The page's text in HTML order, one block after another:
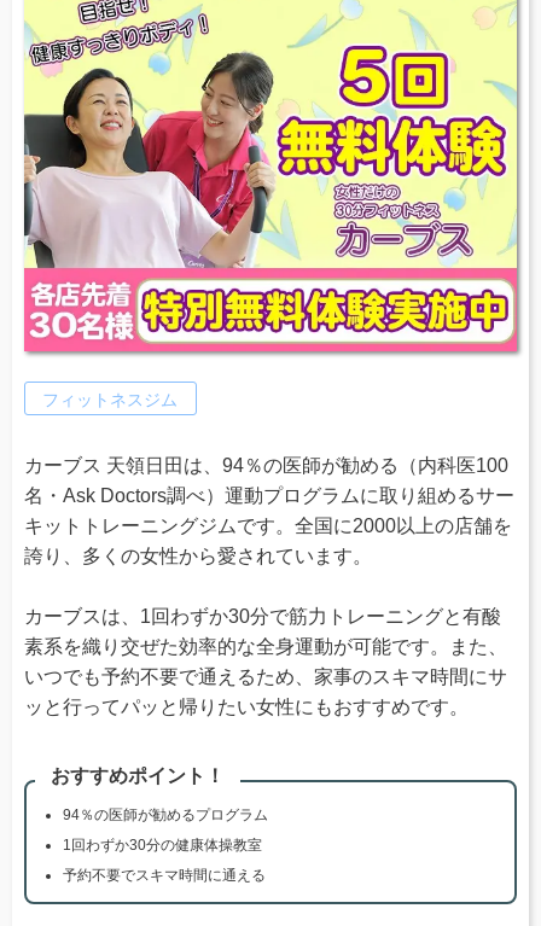
フィットネスジム
カーブス 天領日田は、94％の医師が勧める（内科医100
名・Ask Doctors調べ）運動プログラムに取り組めるサー
キットトレーニングジムです。全国に2000以上の店舗を
誇り、多くの女性から愛されています。
カーブスは、1回わずか30分で筋力トレーニングと有酸
素系を織り交ぜた効率的な全身運動が可能です。また、
いつでも予約不要で通えるため、家事のスキマ時間にサ
ッと行ってパッと帰りたい女性にもおすすめです。
おすすめポイント！
94％の医師が勧めるプログラム
1回わずか30分の健康体操教室
予約不要でスキマ時間に通える